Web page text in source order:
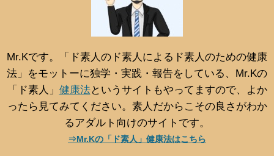
Mr.Kです。「ド素人のド素人によるド素人のための健康
法」をモットーに独学・実践・報告をしている、Mr.Kの
「ド素人」 健康法というサイトもやってますので、よか
ったら見てみてください。素人だからこその良さがわか
るアダルト向けのサイトです。
⇒Mr.Kの「ド素人」健康法はこちら